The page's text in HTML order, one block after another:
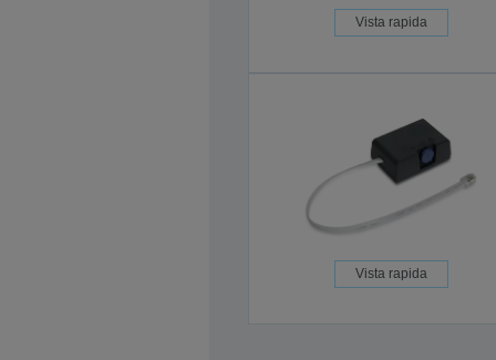
Vista rapida
Vista rapida